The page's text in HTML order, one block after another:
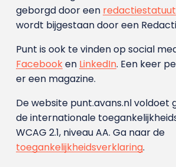
geborgd door een redactiestatuut
wordt bijgestaan door een
Punt is ook te vinden op social
Facebooken LinkedIn. Een keer
er een magazine.
De website punt.avans.nl voldoet
de internationale
WCAG 2.1, niveau AA. Ga naar de
toegankelijkheidsverklaring.